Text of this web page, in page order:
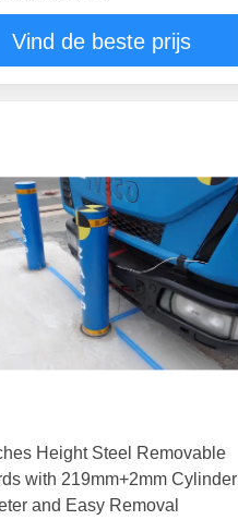
Vind de beste prijs
Height Steel Removable
with 219mm+2mm Cylinder
and Easy Removal